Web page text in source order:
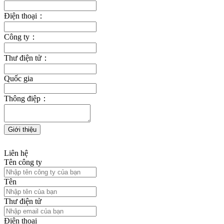
Điện thoại：
Công ty：
Thư điện tử：
Quốc gia
Thông điệp：
Liên hệ
Tên công ty
Tên
Thư điện tử
Điện thoại